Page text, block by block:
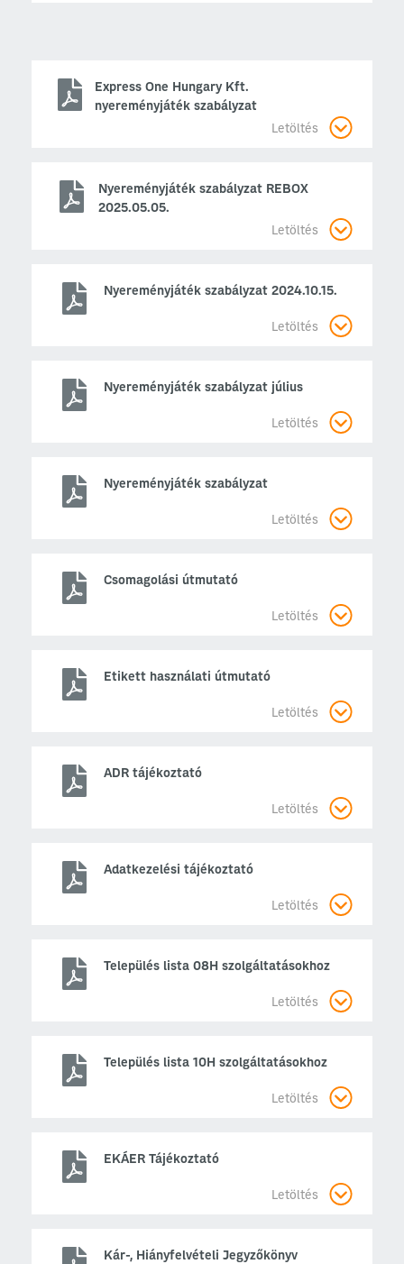
Express One Hungary Kft.
nyereményjáték szabályzat
Letöltés
Nyereményjáték szabályzat REBOX
2025.05.05.
Letöltés
Nyereményjáték szabályzat 2024.10.15.
Letöltés
Nyereményjáték szabályzat július
Letöltés
Nyereményjáték szabályzat
Letöltés
Csomagolási útmutató
Letöltés
Etikett használati útmutató
Letöltés
ADR tájékoztató
Letöltés
Adatkezelési tájékoztató
Letöltés
Település lista 08H szolgáltatásokhoz
Letöltés
Település lista 10H szolgáltatásokhoz
Letöltés
EKÁER Tájékoztató
Letöltés
Kár-, Hiányfelvételi Jegyzőkönyv